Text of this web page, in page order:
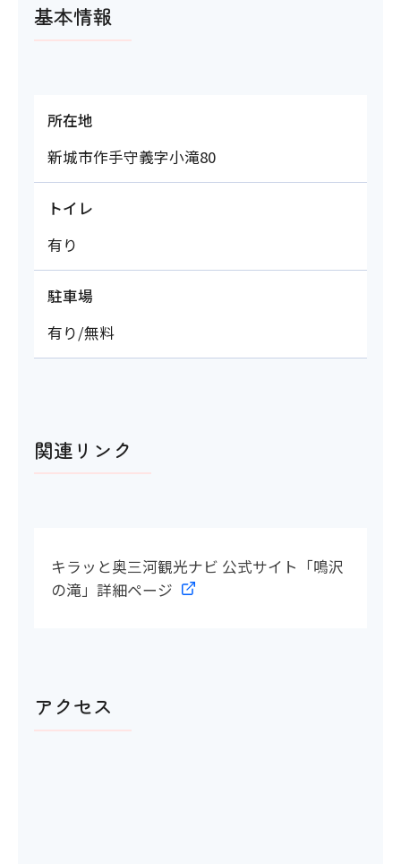
基本情報
所在地
新城市作手守義字小滝80
トイレ
有り
駐車場
有り/無料
関連リンク
キラッと奥三河観光ナビ 公式サイト「鳴沢
の滝」詳細ページ
アクセス